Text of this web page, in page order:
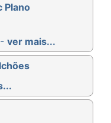
Plano
ver mais...